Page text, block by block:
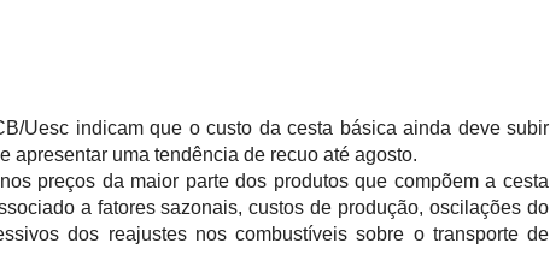
Uesc indicam que o custo da cesta básica ainda deve subir
apresentar uma tendência de recuo até agosto.
preços da maior parte dos produtos que compõem a cesta
a fatores sazonais, custos de produção, oscilações do
dos reajustes nos combustíveis sobre o transporte de